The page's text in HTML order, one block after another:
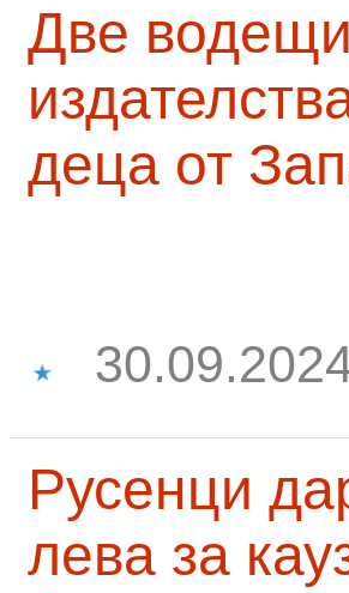
Две
деца от
Русенци
лева за